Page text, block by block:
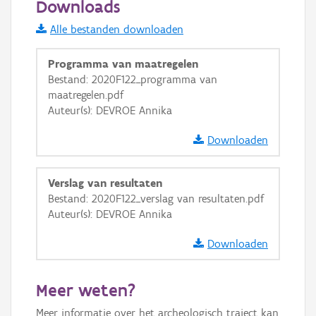
Informatie Vlaanderen
i
+ −
Basis Lagen
Ortho
Downloads
Alle bestanden downloaden
Programma van maatregelen
Bestand: 2020F122_programma van
maatregelen.pdf
Auteur(s): DEVROE Annika
Downloaden
Verslag van resultaten
Bestand: 2020F122_verslag van resultaten.pdf
Auteur(s): DEVROE Annika
Downloaden
Meer weten?
Meer informatie over het archeologisch traject kan